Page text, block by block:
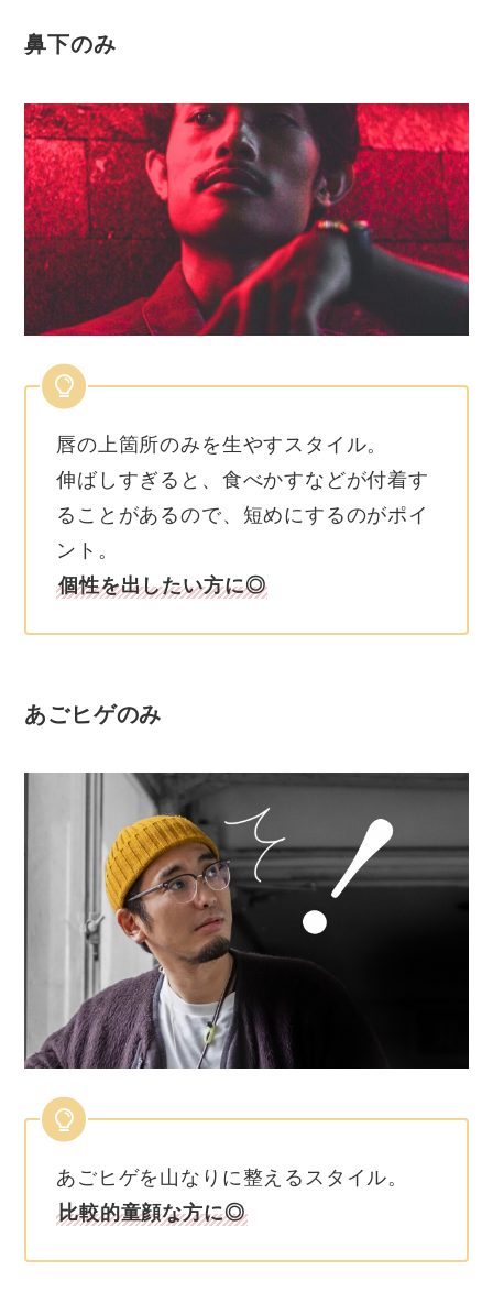
鼻下のみ
唇の上箇所のみを生やすスタイル。
伸ばしすぎると、食べかすなどが付着す
ることがあるので、短めにするのがポイ
ント。
個性を出したい方に◎
あごヒゲのみ
あごヒゲを山なりに整えるスタイル。
比較的童顔な方に◎